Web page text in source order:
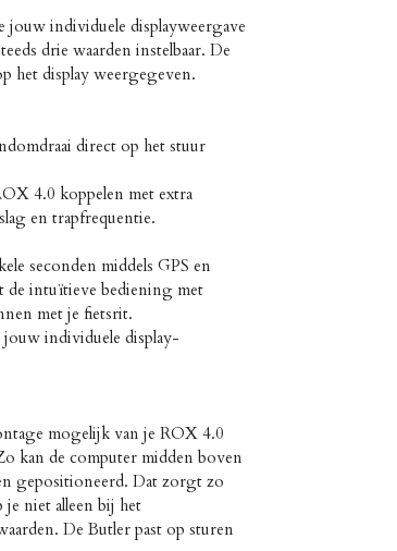
individuele displayweergave
drie waarden instelbaar. De
het display weergegeven.
direct op het stuur
4.0 koppelen met extra
en trapfrequentie.
seconden middels GPS en
de intuïtieve bediening met
met je fietsrit.
individuele display-
mogelijk van je ROX 4.0
kan de computer midden boven
gepositioneerd. Dat zorgt zo
niet alleen bij het
De Butler past op sturen